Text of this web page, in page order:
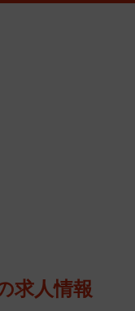
求人情報